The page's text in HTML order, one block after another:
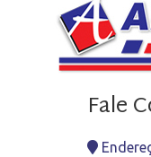
Fale